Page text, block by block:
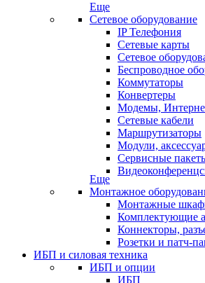
Еще
Сетевое оборудование
IP Телефония
Сетевые карты
Сетевое
Беспроводное
Коммутаторы
Конвертеры
Модемы,
Сетевые кабели
Маршрутизаторы
Модули,
Сервисные
Еще
Монтажное
Монтажные
Комплектующие
Коннекторы,
Розетки и патч-
ИБП и силовая техника
ИБП и опции
ИБП